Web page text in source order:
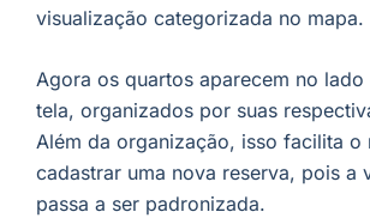
visualização categorizada no mapa.
Agora os quartos aparecem no lado
tela, organizados por suas
Além da organização, isso facilita o
cadastrar uma nova reserva, pois a
passa a ser padronizada.